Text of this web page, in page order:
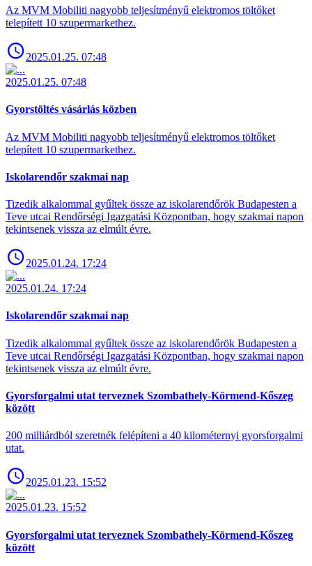
Az MVM Mobiliti nagyobb teljesítményű elektromos töltőket
telepített 10 szupermarkethez.
2025.01.25. 07:48
2025.01.25. 07:48
Gyorstöltés vásárlás közben
Az MVM Mobiliti nagyobb teljesítményű elektromos töltőket
telepített 10 szupermarkethez.
Iskolarendőr szakmai nap
Tizedik alkalommal gyűltek össze az iskolarendőrök Budapesten a
Teve utcai Rendőrségi Igazgatási Központban, hogy szakmai napon
tekintsenek vissza az elmúlt évre.
2025.01.24. 17:24
2025.01.24. 17:24
Iskolarendőr szakmai nap
Tizedik alkalommal gyűltek össze az iskolarendőrök Budapesten a
Teve utcai Rendőrségi Igazgatási Központban, hogy szakmai napon
tekintsenek vissza az elmúlt évre.
Gyorsforgalmi utat terveznek Szombathely-Körmend-Kőszeg
között
200 milliárdból szeretnék felépíteni a 40 kilométernyi gyorsforgalmi
utat.
2025.01.23. 15:52
2025.01.23. 15:52
Gyorsforgalmi utat terveznek Szombathely-Körmend-Kőszeg
között